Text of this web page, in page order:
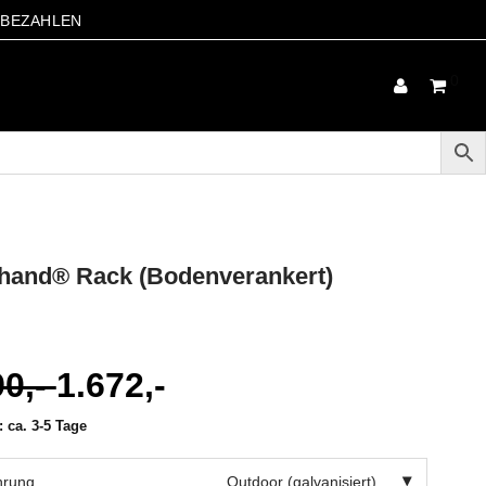
Rack (Bodenverankert)
1.672,-
ca. 3-5 Tage
Outdoor (galvanisiert)